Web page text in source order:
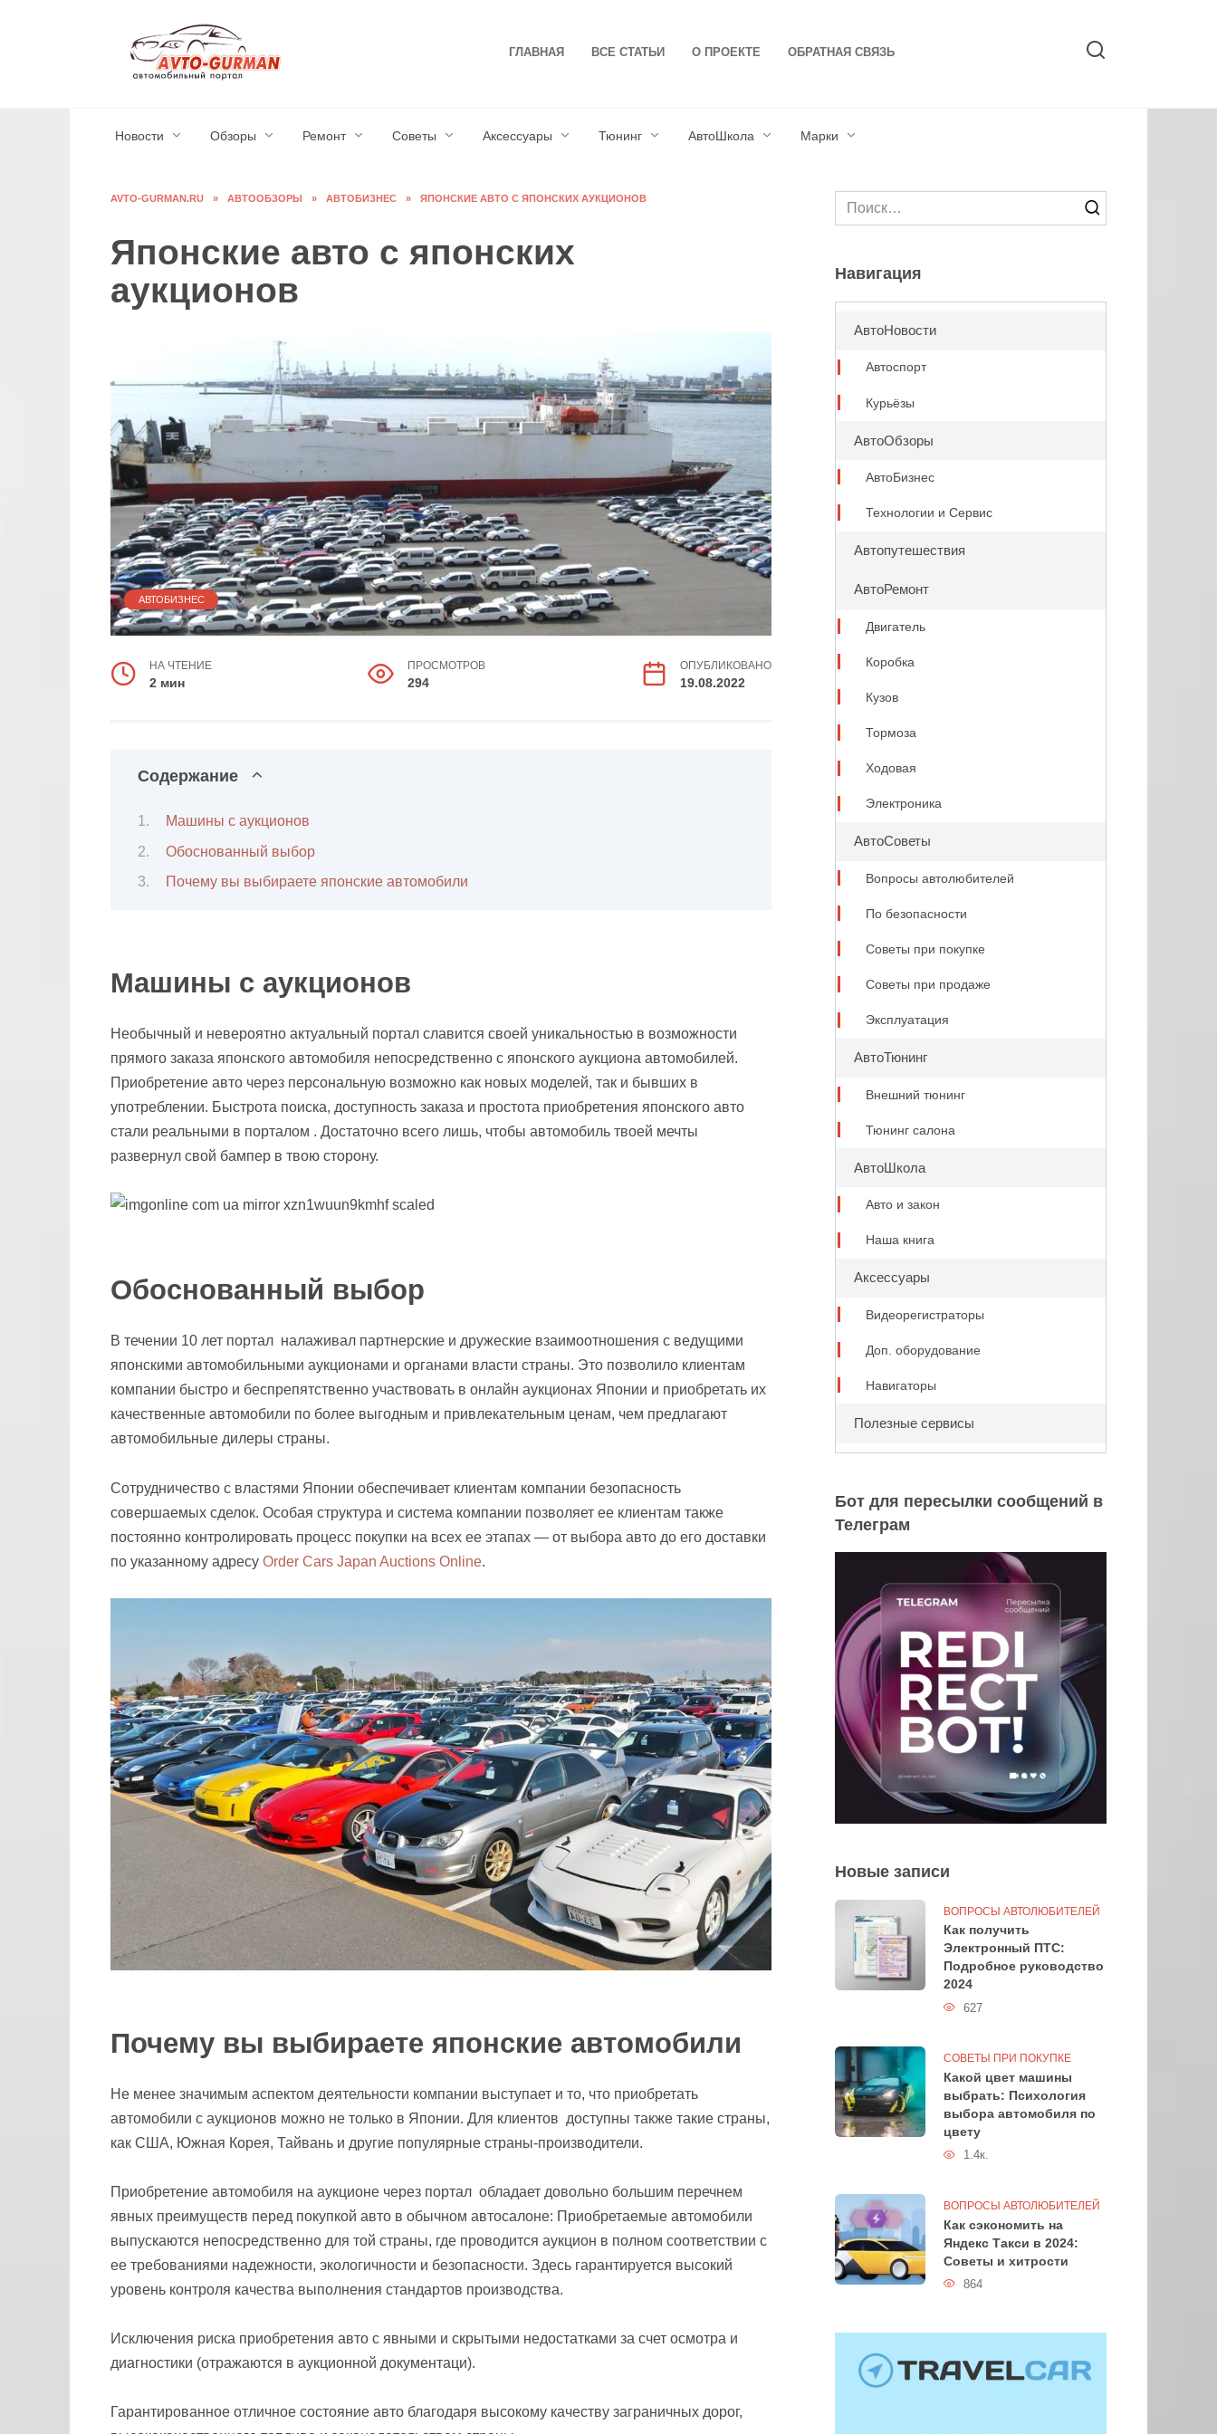
ГЛАВНАЯ ВСЕ СТАТЬИ О ПРОЕКТЕ ОБРАТНАЯ СВЯЗЬ
Новости Обзоры Ремонт Советы Аксессуары Тюнинг АвтоШкола Марки
AVTO-GURMAN.RU » АВТООБЗОРЫ » АВТОБИЗНЕС » ЯПОНСКИЕ АВТО С ЯПОНСКИХ АУКЦИОНОВ
Японские авто с японских
аукционов
АВТОБИЗНЕС
НА ЧТЕНИЕ
2 мин
ПРОСМОТРОВ
294
ОПУБЛИКОВАНО
19.08.2022
Содержание
Машины с аукционов
Обоснованный выбор
Почему вы выбираете японские автомобили
Машины с аукционов
Необычный и невероятно актуальный портал славится своей уникальностью в возможности
прямого заказа японского автомобиля непосредственно с японского аукциона автомобилей.
Приобретение авто через персональную возможно как новых моделей, так и бывших в
употреблении. Быстрота поиска, доступность заказа и простота приобретения японского авто
стали реальными в порталом . Достаточно всего лишь, чтобы автомобиль твоей мечты
развернул свой бампер в твою сторону.
Обоснованный выбор
В течении 10 лет портал налаживал партнерские и дружеские взаимоотношения с ведущими
японскими автомобильными аукционами и органами власти страны. Это позволило клиентам
компании быстро и беспрепятственно участвовать в онлайн аукционах Японии и приобретать их
качественные автомобили по более выгодным и привлекательным ценам, чем предлагают
автомобильные дилеры страны.
Сотрудничество с властями Японии обеспечивает клиентам компании безопасность
совершаемых сделок. Особая структура и система компании позволяет ее клиентам также
постоянно контролировать процесс покупки на всех ее этапах — от выбора авто до его доставки
по указанному адресу Order Cars Japan Auctions Online.
Почему вы выбираете японские автомобили
Не менее значимым аспектом деятельности компании выступает и то, что приобретать
автомобили с аукционов можно не только в Японии. Для клиентов доступны также такие страны,
как США, Южная Корея, Тайвань и другие популярные страны-производители.
Приобретение автомобиля на аукционе через портал обладает довольно большим перечнем
явных преимуществ перед покупкой авто в обычном автосалоне: Приобретаемые автомобили
выпускаются непосредственно для той страны, где проводится аукцион в полном соответствии с
ее требованиями надежности, экологичности и безопасности. Здесь гарантируется высокий
уровень контроля качества выполнения стандартов производства.
Исключения риска приобретения авто с явными и скрытыми недостатками за счет осмотра и
диагностики (отражаются в аукционной документаци).
Гарантированное отличное состояние авто благодаря высокому качеству заграничных дорог,
Search
for:
Навигация
АвтоНовости
Автоспорт
Курьёзы
АвтоОбзоры
АвтоБизнес
Технологии и Сервис
Автопутешествия
АвтоРемонт
Двигатель
Коробка
Кузов
Тормоза
Ходовая
Электроника
АвтоСоветы
Вопросы автолюбителей
По безопасности
Советы при покупке
Советы при продаже
Эксплуатация
АвтоТюнинг
Внешний тюнинг
Тюнинг салона
АвтоШкола
Авто и закон
Наша книга
Аксессуары
Видеорегистраторы
Доп. оборудование
Навигаторы
Полезные сервисы
Бот для пересылки сообщений в
Телеграм
Новые записи
ВОПРОСЫ АВТОЛЮБИТЕЛЕЙ
Как получить
Электронный ПТС:
Подробное руководство
2024
627
СОВЕТЫ ПРИ ПОКУПКЕ
Какой цвет машины
выбрать: Психология
выбора автомобиля по
цвету
1.4к.
ВОПРОСЫ АВТОЛЮБИТЕЛЕЙ
Как сэкономить на
Яндекс Такси в 2024:
Советы и хитрости
864